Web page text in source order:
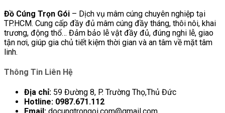
Đồ Cúng Trọn Gói – Dịch vụ mâm cúng chuyên nghiệp tại
TP.HCM. Cung cấp đầy đủ mâm cúng đầy tháng, thôi nôi, khai
trương, động thổ… Đảm bảo lễ vật đầy đủ, đúng nghi lễ, giao
tận nơi, giúp gia chủ tiết kiệm thời gian và an tâm về mặt tâm
linh.
Thông Tin Liên Hệ
Địa chỉ: 59 Đường 8, P. Trường Thọ,Thủ Đức
Hotline: 0987.671.112